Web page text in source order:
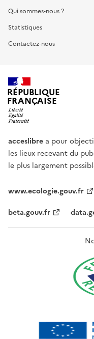
Qui sommes-nous ?
Statistiques
Contactez-nous
RÉPUBLIQUE
FRANÇAISE
acceslibre a pour
les lieux recevant du
le plus largement
www.ecologie.gouv.fr
beta.gouv.fr